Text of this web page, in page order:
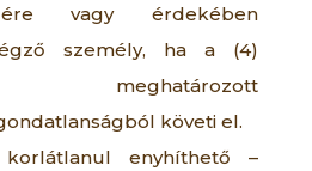
vagy érdekében
személy, ha a (4)
meghatározott
követi el.
enyhíthető –